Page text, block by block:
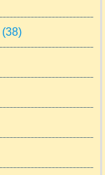
(38)